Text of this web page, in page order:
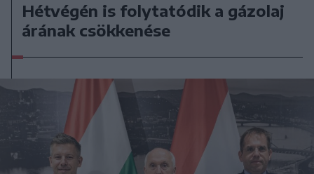
Hétvégén is folytatódik a gázolaj
árának csökkenése